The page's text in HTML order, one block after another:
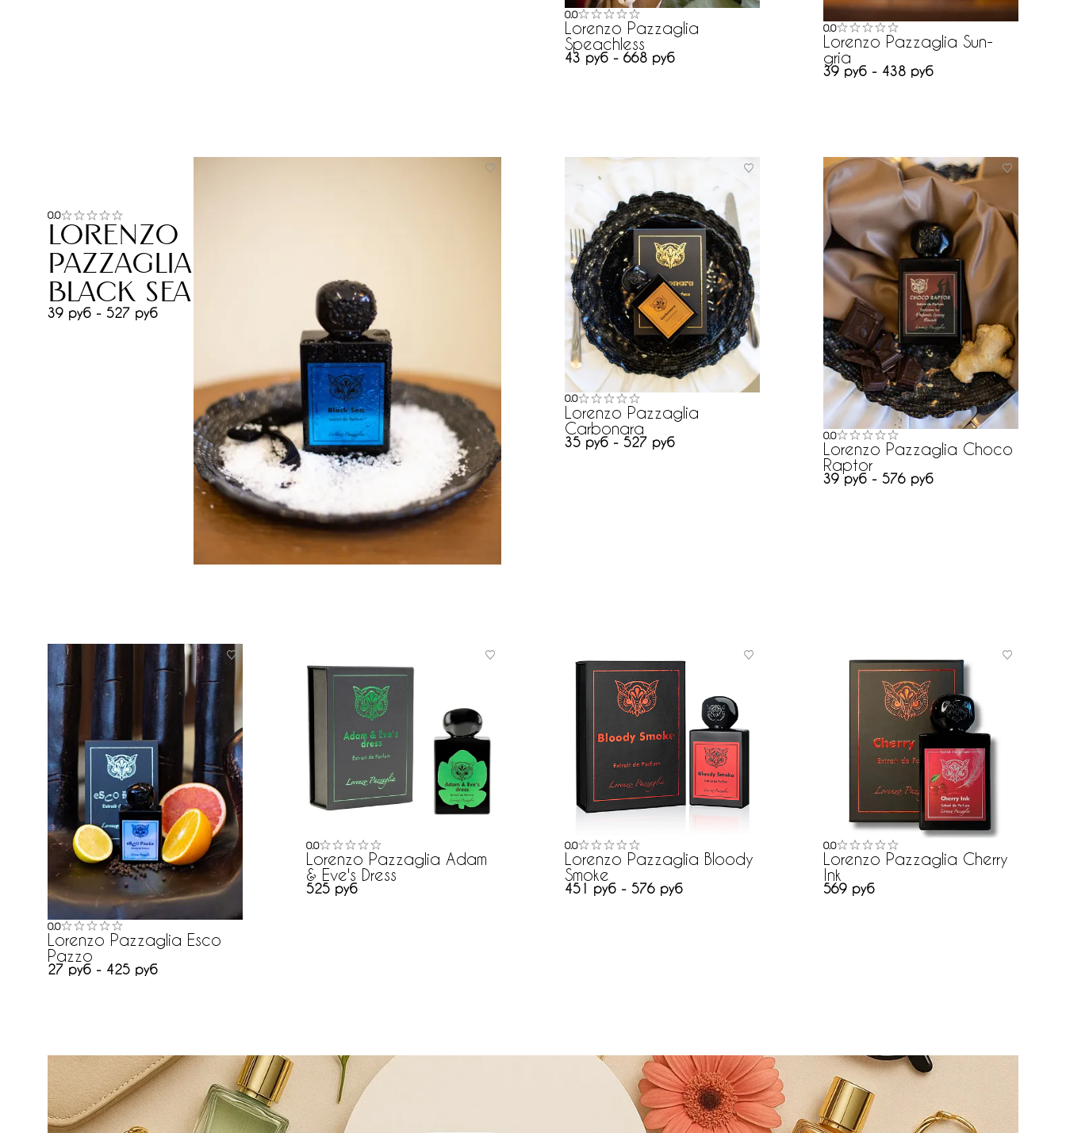
0.0
Lorenzo Pazzaglia
Speachless
43 руб - 668 руб
0.0
Lorenzo Pazzaglia Sun-
gria
39 руб - 438 руб
0.0
Lorenzo
Pazzaglia
Black Sea
39 руб - 527 руб
0.0
Lorenzo Pazzaglia
Carbonara
35 руб - 527 руб 0.0
Lorenzo Pazzaglia Choco
Raptor
39 руб - 576 руб
0.0
Lorenzo Pazzaglia Esco
Pazzo
27 руб - 425 руб
0.0
Lorenzo Pazzaglia Adam
& Eve's Dress
525 руб
0.0
Lorenzo Pazzaglia Bloody
Smoke
451 руб - 576 руб
0.0
Lorenzo Pazzaglia Cherry
Ink
569 руб